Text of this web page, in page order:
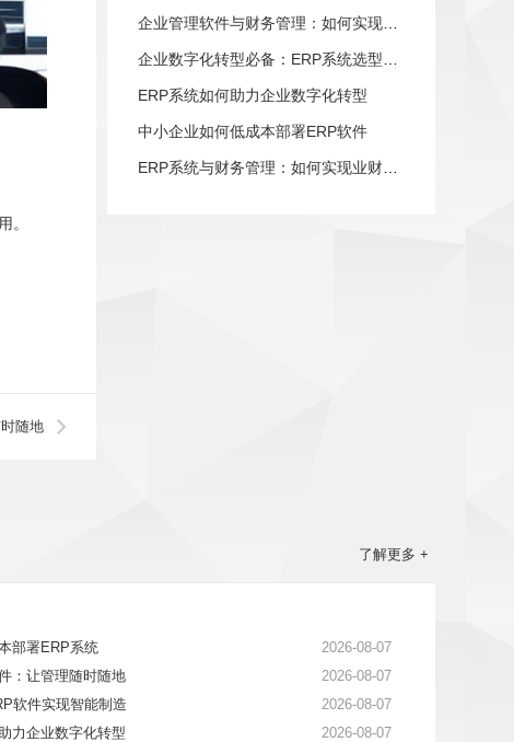
。
随地
ERP系统如何助力企业数字化转型
中小企业如何低成本部署ERP软件
了解更多 +
部署ERP系统
2026-08-07
：让管理随时随地
2026-08-07
软件实现智能制造
2026-08-07
力企业数字化转型
2026-08-07